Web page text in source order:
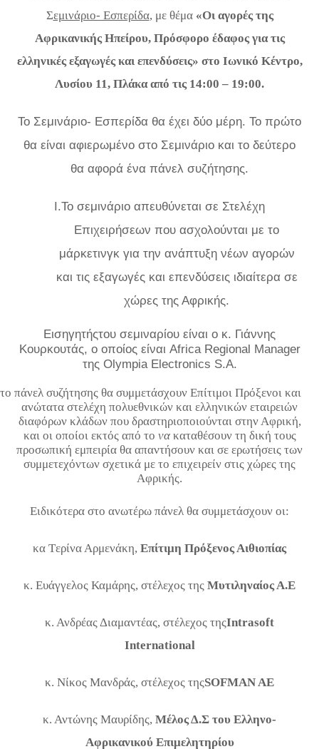
Σεμινάριο- Εσπερίδα, με θέμα «Οι αγορές της
Αφρικανικής Ηπείρου, Πρόσφορο έδαφος για τις
ελληνικές εξαγωγές και επενδύσεις» στο Ιωνικό Κέντρο,
Λυσίου 11, Πλάκα από τις 14:00 – 19:00.
Το Σεμινάριο- Εσπερίδα θα έχει δύο μέρη. Το πρώτο
θα είναι αφιερωμένο στο Σεμινάριο και το δεύτερο
θα αφορά ένα πάνελ συζήτησης.
I.Το σεμινάριο απευθύνεται σε Στελέχη
Επιχειρήσεων που ασχολούνται με το
μάρκετινγκ για την ανάπτυξη νέων αγορών
και τις εξαγωγές και επενδύσεις ιδιαίτερα σε
χώρες της Αφρικής.
Εισηγητήςτου σεμιναρίου είναι ο κ. Γιάννης
Κουρκουτάς, ο οποίος είναι Africa Regional Manager
της Olympia Electronics S.A.
πάνελ συζήτησης θα συμμετάσχουν Επίτιμοι Πρόξενοι και
ανώτατα στελέχη πολυεθνικών και ελληνικών εταιρειών
διαφόρων κλάδων που δραστηριοποιούνται στην Αφρική,
και οι οποίοιεκτός από το νακαταθέσουν τη δική τους
προσωπική εμπειρία θα απαντήσουν και σε ερωτήσεις των
συμμετεχόντων σχετικά με το επιχειρείν στις χώρες της
Αφρικής.
Ειδικότερα στο ανωτέρω πάνελ θα συμμετάσχουν οι:
κα Tερίνα Αρμενάκη, Επίτιμη Πρόξενος Αιθιοπίας
κ. Ευάγγελος Καμάρης, στέλεχος της Μυτιληναίος Α.Ε
κ. Ανδρέας Διαμαντέας, στέλεχος τηςIntrasoft
International
κ. Νίκος Μανδράς, στέλεχος τηςSOFMAN AE
κ. Αντώνης Μαυρίδης, Μέλος Δ.Σ του Ελληνο-
Αφρικανικού Επιμελητηρίου